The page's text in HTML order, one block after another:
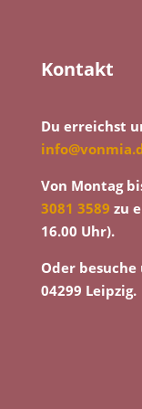
Kontakt
Du erreichst
Von Montag
3081 3589 zu
16.00 Uhr).
Oder besuche
04299 Leipzig.